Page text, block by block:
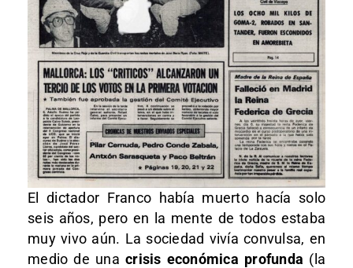
El dictador Franco había muerto hacía solo
seis años, pero en la mente de todos estaba
muy vivo aún. La sociedad vivía convulsa, en
medio de una crisis económica profunda (la